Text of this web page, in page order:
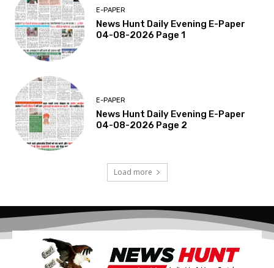
E-PAPER
News Hunt Daily Evening E-Paper
04-08-2026 Page 1
E-PAPER
News Hunt Daily Evening E-Paper
04-08-2026 Page 2
Load more